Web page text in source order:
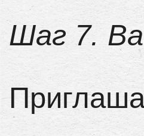
Шаг 7.